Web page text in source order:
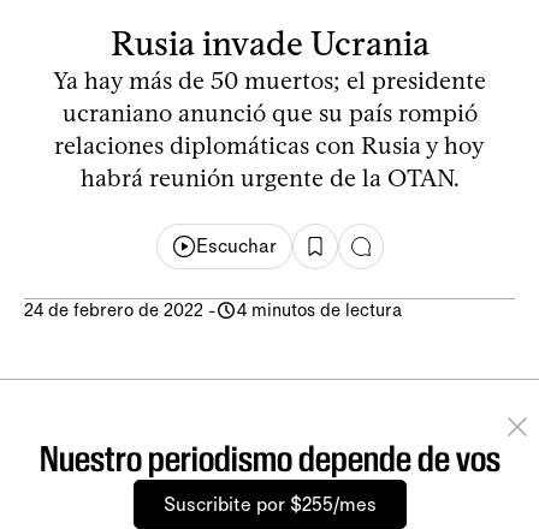
Rusia invade Ucrania
Ya hay más de 50 muertos; el presidente
ucraniano anunció que su país rompió
relaciones diplomáticas con Rusia y hoy
habrá reunión urgente de la OTAN.
Escuchar
24 de febrero de 2022 - 4 minutos de lectura
Nuestro periodismo depende de vos
Suscribite por $255/mes